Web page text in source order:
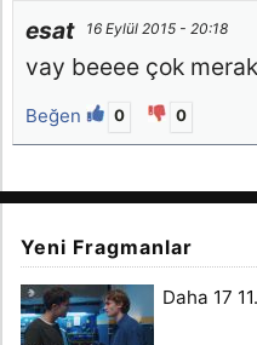
esat 16 Eylül 2015 - 20:18
vay beeee çok
Beğen 0 0
Yeni Fragmanlar
Daha 17